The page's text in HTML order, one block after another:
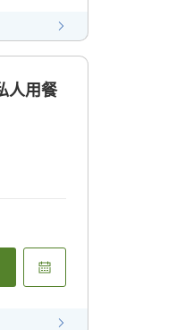
人用餐